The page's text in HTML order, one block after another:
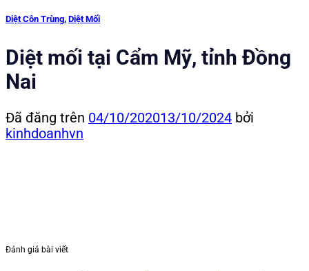
Diệt Côn Trùng, Diệt Mối
Diệt mối tại Cẩm Mỹ, tỉnh Đồng
Nai
Đã đăng trên 04/10/202013/10/2024 bởi
kinhdoanhvn
Đánh giá bài viết